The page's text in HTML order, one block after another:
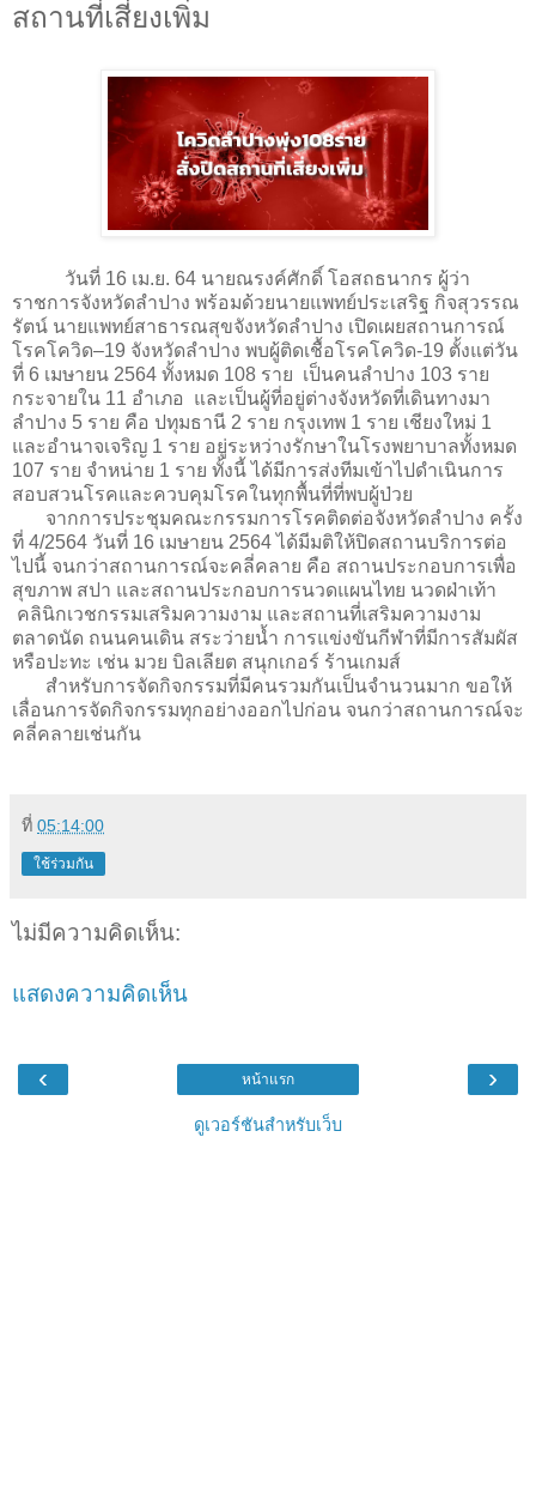
สถานที่เสี่ยงเพิ่ม
วันที่ 16 เม.ย. 64 นายณรงค์ศักดิ์ โอสถธนากร ผู้ว่า
ราชการจังหวัดลำปาง พร้อมด้วยนายแพทย์ประเสริฐ กิจสุวรรณ
รัตน์ นายแพทย์สาธารณสุขจังหวัดลำปาง เปิดเผยสถานการณ์
โรคโควิด–19 จังหวัดลำปาง พบผู้ติดเชื้อโรคโควิด-19 ตั้งแต่วัน
ที่ 6 เมษายน 2564 ทั้งหมด 108 ราย เป็นคนลำปาง 103 ราย
กระจายใน 11 อำเภอ และเป็นผู้ที่อยู่ต่างจังหวัดที่เดินทางมา
ลำปาง 5 ราย คือ ปทุมธานี 2 ราย กรุงเทพ 1 ราย เชียงใหม่ 1
และอำนาจเจริญ 1 ราย อยู่ระหว่างรักษาในโรงพยาบาลทั้งหมด
107 ราย จำหน่าย 1 ราย ทั้งนี้ ได้มีการส่งทีมเข้าไปดำเนินการ
สอบสวนโรคและควบคุมโรคในทุกพื้นที่ที่พบผู้ป่วย
จากการประชุมคณะกรรมการโรคติดต่อจังหวัดลำปาง ครั้ง
ที่ 4/2564 วันที่ 16 เมษายน 2564 ได้มีมติให้ปิดสถานบริการต่อ
ไปนี้ จนกว่าสถานการณ์จะคลี่คลาย คือ สถานประกอบการเพื่อ
สุขภาพ สปา และสถานประกอบการนวดแผนไทย นวดฝ่าเท้า
คลินิกเวชกรรมเสริมความงาม และสถานที่เสริมความงาม
ตลาดนัด ถนนคนเดิน สระว่ายน้ำ การแข่งขันกีฬาที่มีการสัมผัส
หรือปะทะ เช่น มวย บิลเลียต สนุกเกอร์ ร้านเกมส์
สำหรับการจัดกิจกรรมที่มีคนรวมกันเป็นจำนวนมาก ขอให้
เลื่อนการจัดกิจกรรมทุกอย่างออกไปก่อน จนกว่าสถานการณ์จะ
คลี่คลายเช่นกัน
ที่ 05:14:00
ใช้ร่วมกัน
ไม่มีความคิดเห็น:
แสดงความคิดเห็น
‹ ›
หน้าแรก
ดูเวอร์ชันสำหรับเว็บ